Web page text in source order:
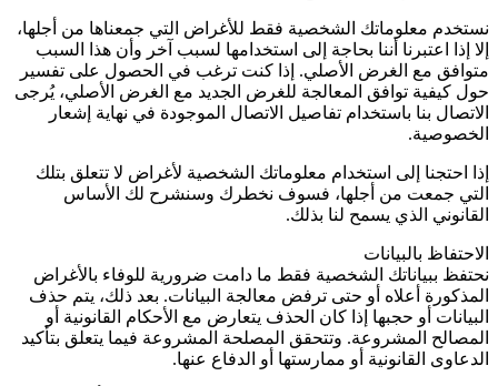
نستخدم معلوماتك الشخصية فقط للأغراض التي جمعناها من أجلها،
إلا إذا اعتبرنا أننا بحاجة إلى استخدامها لسبب آخر وأن هذا السبب
متوافق مع الغرض الأصلي. إذا كنت ترغب في الحصول على تفسير
حول كيفية توافق المعالجة للغرض الجديد مع الغرض الأصلي، يُرجى
الاتصال بنا باستخدام تفاصيل الاتصال الموجودة في نهاية إشعار
الخصوصية.
إذا احتجنا إلى استخدام معلوماتك الشخصية لأغراض لا تتعلق بتلك
التي جمعت من أجلها، فسوف نخطرك وسنشرح لك الأساس
القانوني الذي يسمح لنا بذلك.
الاحتفاظ بالبيانات
نحتفظ ببياناتك الشخصية فقط ما دامت ضرورية للوفاء بالأغراض
المذكورة أعلاه أو حتى ترفض معالجة البيانات. بعد ذلك، يتم حذف
البيانات أو حجبها إذا كان الحذف يتعارض مع الأحكام القانونية أو
المصالح المشروعة. وتتحقق المصلحة المشروعة فيما يتعلق بتأكيد
الدعاوى القانونية أو ممارستها أو الدفاع عنها.